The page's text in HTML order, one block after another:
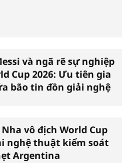
và ngã rẽ sự nghiệp
Cup 2026: Ưu tiên gia
bão tin đồn giải nghệ
Nha vô địch World Cup
nghệ thuật kiểm soát
Argentina